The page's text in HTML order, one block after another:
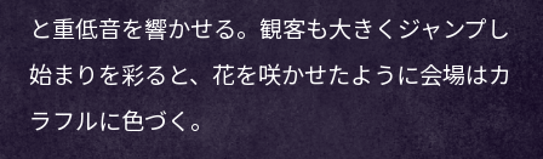
と重低音を響かせる。観客も大きくジャンプし
始まりを彩ると、花を咲かせたように会場はカ
ラフルに色づく。